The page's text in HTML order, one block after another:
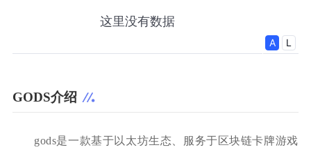
GODS介绍
gods是一款基于以太坊生态、服务于区块链卡牌游戏